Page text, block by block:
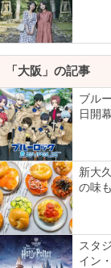
「大阪」の記事
ブル
日開
新大
の味
スタ
イン